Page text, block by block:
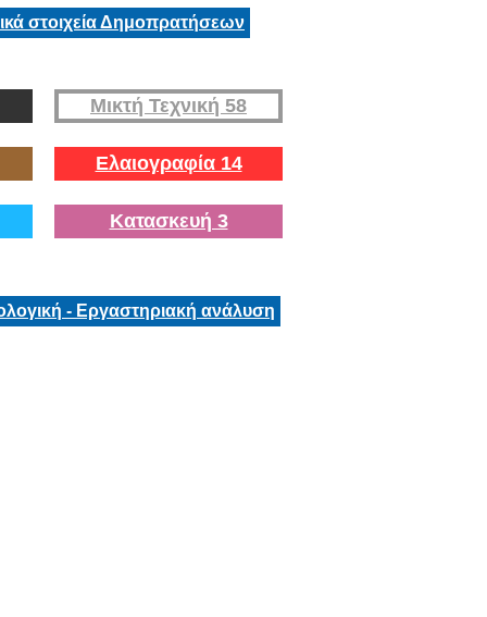
στοιχεία Δημοπρατήσεων
Μικτή Τεχνική 58
Ελαιογραφία 14
Κατασκευή 3
- Εργαστηριακή ανάλυση